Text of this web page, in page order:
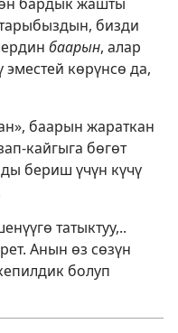
бизди
баарын, алар
көрүнсө да,
баарын жараткан
кайгыга бөгөт
бериш үчүн күчү
татыктуу,..
Анын өз сөзүн
болуп